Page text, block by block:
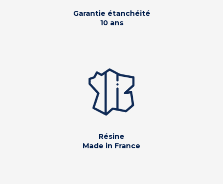
Garantie étanchéité
10 ans
Résine
Made in France